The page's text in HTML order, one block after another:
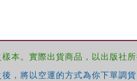
本。實際出貨商品，以出版社
，將以空運的方式為你下單調